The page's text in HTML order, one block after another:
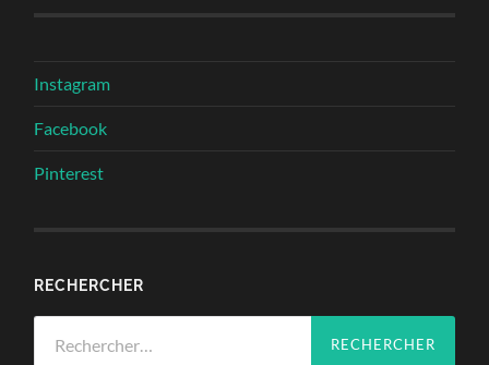
Instagram
Facebook
Pinterest
RECHERCHER